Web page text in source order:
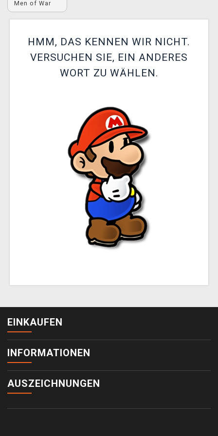
XZONE CLUB
Men of War
HMM, DAS KENNEN WIR NICHT.
VERSUCHEN SIE, EIN ANDERES
WORT ZU WÄHLEN.
EINKAUFEN
INFORMATIONEN
AUSZEICHNUNGEN